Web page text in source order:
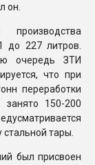
он.
до 227 литров.
очередь ЗТИ
что при
переработки
150-200
тары.
был присвоен